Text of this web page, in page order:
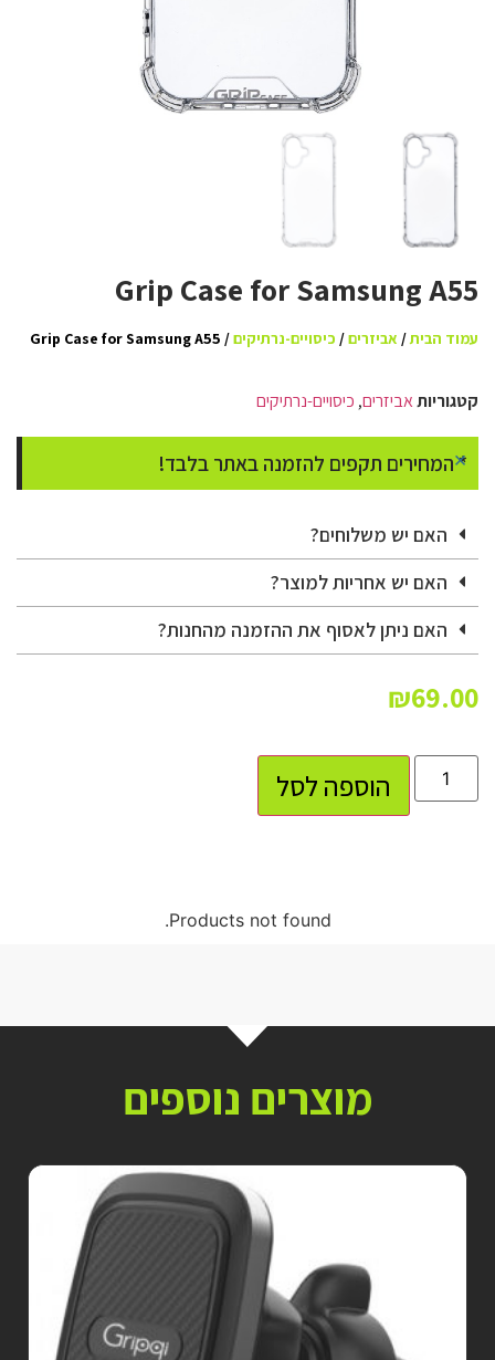
Grip Case for Samsung A55
עמוד הבית/ אביזרים/ כיסויים-נרתיקים/ Grip Case for Samsung A55
קטגוריותאביזרים, כיסויים-נרתיקים
* המחירים תקפים להזמנה באתר בלבד!
×
האם יש משלוחים?
האם יש אחריות למוצר?
האם ניתן לאסוף את ההזמנה מהחנות?
₪69.00
הוספה לסל
Products not found.
מוצרים נוספים